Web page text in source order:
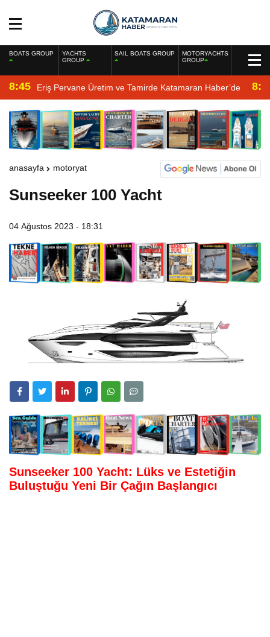
BOATS GROUP
YACHTS
GROUP
SAIL BOATS GROUP
MOTORYACHTS
GROUP
8:45 Eriş Pervane Üretim ve Tamirde Katamaran Haber’de
anasayfa motoryat
Sunseeker 100 Yacht
04 Ağustos 2023 - 18:31
Sunseeker 100 Yacht: Lüks ve Estetiğin
Buluştuğu Yeni Bir Çağın Başlangıcı